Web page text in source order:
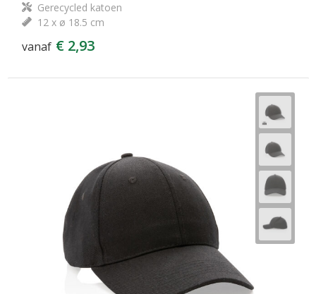
Gerecycled katoen
12 x ø 18.5 cm
vanaf € 2,93